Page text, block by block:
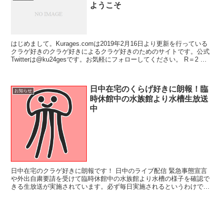
ようこそ
はじめまして。Kurages.comは2019年2月16日より更新を行っている
クラゲ好きのクラゲ好きによるクラゲ好きのためのサイトです。公式
Twitterは@ku24gesです。お気軽にフォローしてください。 R＝2 A
お知らせ
日中在宅のくらげ好きに朗報！臨
時休館中の水族館より水槽生放送
中
日中在宅のクラゲ好きに朗報です！ 日中のライブ配信 緊急事態宣言
や外出自粛要請を受けて臨時休館中の水族館より水槽の様子を確認で
きる生放送が実施されています。必ず毎日実施されるというわけでは